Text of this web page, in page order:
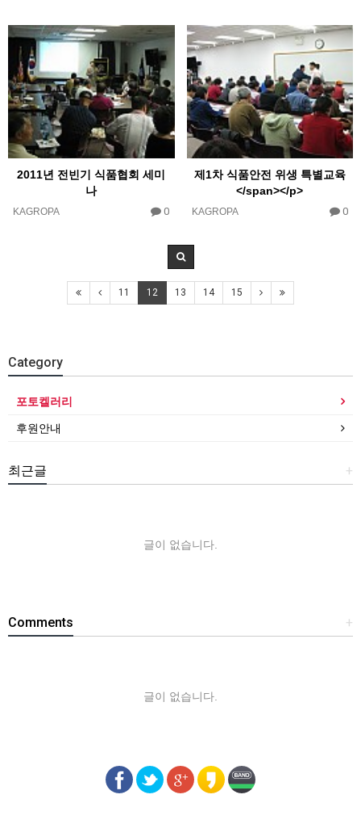
2011년 전빈기 식품협회 세미
나
KAGROPA 0
제1차 식품안전 위생 특별교육
</span></p>
KAGROPA 0
11 12 13 14 15
Category
포토켈러리
후원안내
+
최근글
글이 없습니다.
+
Comments
글이 없습니다.